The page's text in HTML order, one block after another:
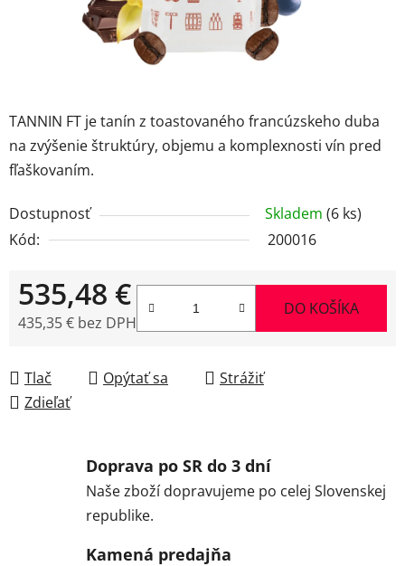
TANNIN FT je tanín z toastovaného francúzskeho duba
na zvýšenie štruktúry, objemu a komplexnosti vín pred
fľaškovaním.
Dostupnosť Skladem (6 ks)
Kód:
200016
535,48 €
435,35 € bez DPH
DO KOŠÍKA
Tlač Opýtať sa
Strážiť
Zdieľať
Doprava po SR do 3 dní
Naše zboží dopravujeme po celej Slovenskej
republike.
Kamená predajňa